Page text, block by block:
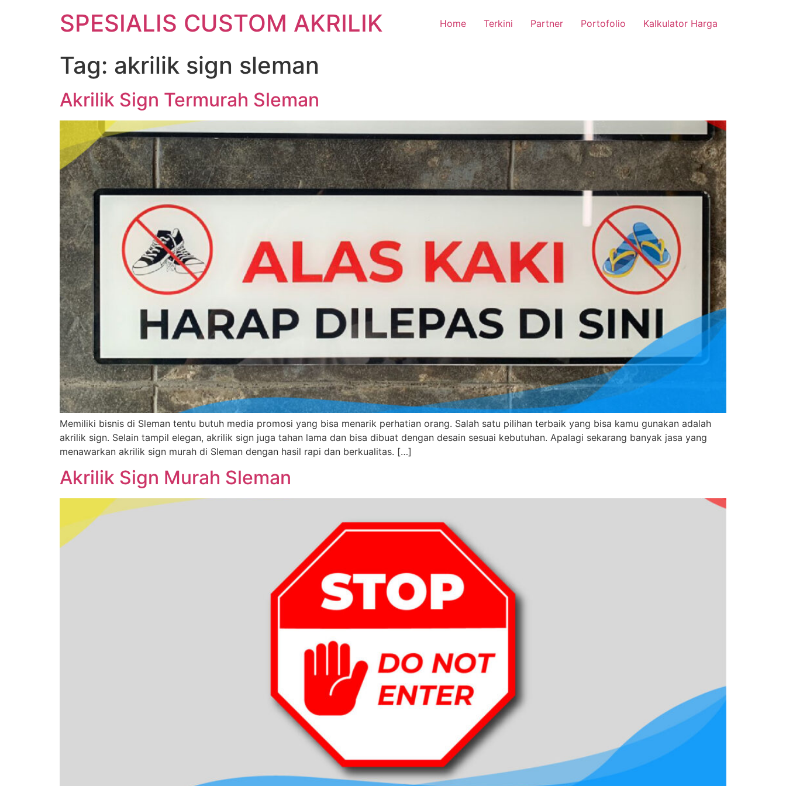
SPESIALIS CUSTOM AKRILIK Home Terkini Partner Portofolio Kalkulator Harga
Tag: akrilik sign sleman
Akrilik Sign Termurah Sleman
Memiliki bisnis di Sleman tentu butuh media promosi yang bisa menarik perhatian orang. Salah satu pilihan terbaik yang bisa kamu gunakan adalah
akrilik sign. Selain tampil elegan, akrilik sign juga tahan lama dan bisa dibuat dengan desain sesuai kebutuhan. Apalagi sekarang banyak jasa yang
menawarkan akrilik sign murah di Sleman dengan hasil rapi dan berkualitas. […]
Akrilik Sign Murah Sleman